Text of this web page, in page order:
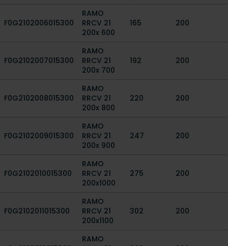
F0G2102006015300
RAMO
RRCV 21
200x 600
165 200
F0G2102007015300
RAMO
RRCV 21
200x 700
192 200
F0G2102008015300
RAMO
RRCV 21
200x 800
220 200
F0G2102009015300
RAMO
RRCV 21
200x 900
247 200
F0G2102010015300
RAMO
RRCV 21
200x1000
275 200
F0G2102011015300
RAMO
RRCV 21
200x1100
302 200
RAMO